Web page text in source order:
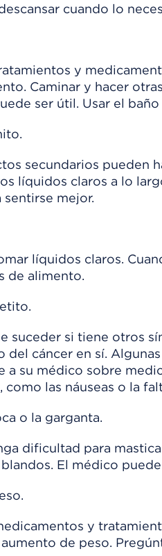
cuando lo
y
Caminar y hacer
ser útil. Usar el
secundarios pueden
líquidos claros a lo
sentirse mejor.
líquidos claros.
de alimento.
suceder si tiene otros
del cáncer en sí.
a su médico sobre
como las náuseas o la
o la garganta.
dificultad para
El médico
y
de peso.